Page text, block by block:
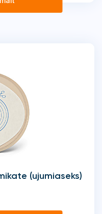
(ujumiaseks)